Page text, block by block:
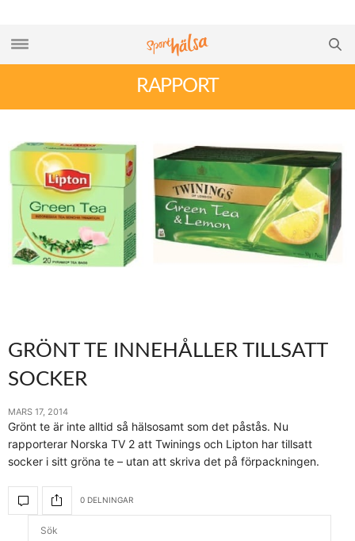
RAPPORT
GRÖNT TE INNEHÅLLER TILLSATT
SOCKER
MARS 17, 2014
Grönt te är inte alltid så hälsosamt som det påstås. Nu
rapporterar Norska TV 2 att Twinings och Lipton har tillsatt
socker i sitt gröna te – utan att skriva det på förpackningen.
0 DELNINGAR